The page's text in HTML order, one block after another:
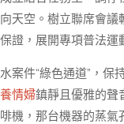
天空。樹立聯席會議
保證，展開專項普法運
案件“綠色通道”，
情婦鎮靜且優雅的聲
機，那台機器的蒸